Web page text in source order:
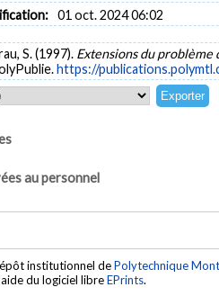
01 oct. 2024 06:02
S. (1997). Extensions du
https://
au personnel
institutionnel dePolytechnique
du logiciel libreEPrints.